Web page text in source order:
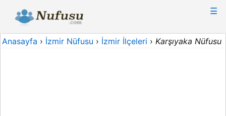
☰
Anasayfa › İzmir Nüfusu › İzmir İlçeleri › Karşıyaka Nüfusu